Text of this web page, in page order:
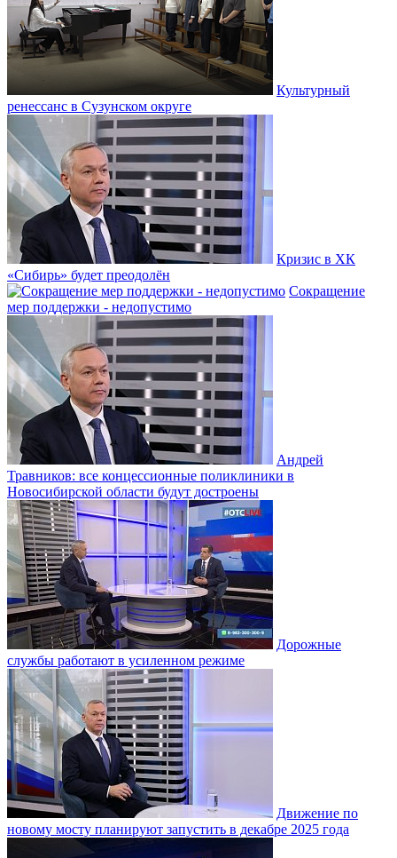
Культурный
ренессанс в Сузунском округе
Кризис в ХК
«Сибирь» будет преодолён
Сокращение
мер поддержки - недопустимо
Андрей
Травников: все концессионные поликлиники в
Новосибирской области будут достроены
Дорожные
службы работают в усиленном режиме
Движение по
новому мосту планируют запустить в декабре 2025 года